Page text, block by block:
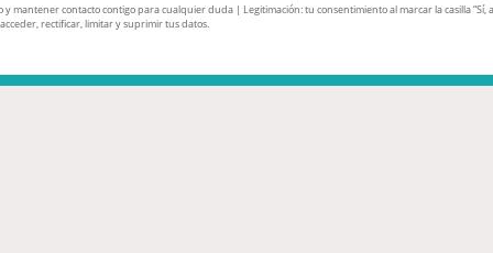
contacto contigo para cualquier duda | Legitimación: tu consentimiento al marcar la casilla “Sí,
rectificar, limitar y suprimir tus datos.